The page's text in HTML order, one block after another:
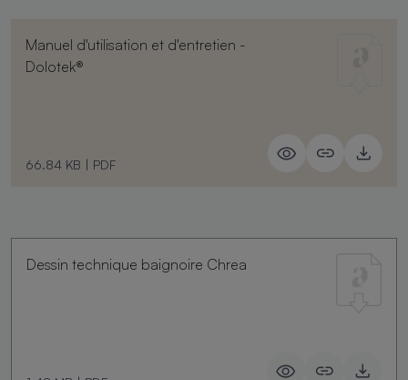
Manuel d'utilisation et d'entretien -
Dolotek®
66.84 KB | PDF
Dessin technique baignoire Chrea